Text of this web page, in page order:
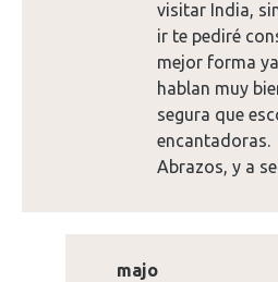
visitar India,
ir te pediré
mejor forma
hablan muy
segura que
encantadoras.
Abrazos, y a
majo